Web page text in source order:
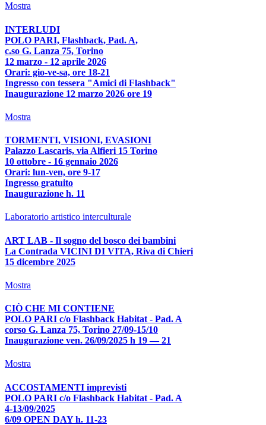
Mostra
INTERLUDI
POLO PARI, Flashback, Pad. A,
c.so G. Lanza 75, Torino
12 marzo - 12 aprile 2026
Orari: gio-ve-sa, ore 18-21
Ingresso con tessera "Amici di Flashback"
Inaugurazione 12 marzo 2026 ore 19
Mostra
TORMENTI, VISIONI, EVASIONI
Palazzo Lascaris, via Alfieri 15 Torino
10 ottobre - 16 gennaio 2026
Orari: lun-ven, ore 9-17
Ingresso gratuito
Inaugurazione h. 11
Laboratorio artistico interculturale
ART LAB - Il sogno del bosco dei bambini
La Contrada VICINI DI VITA, Riva di Chieri
15 dicembre 2025
Mostra
CIÒ CHE MI CONTIENE
POLO PARI c/o Flashback Habitat - Pad. A
corso G. Lanza 75, Torino 27/09-15/10
Inaugurazione ven. 26/09/2025 h 19 — 21
Mostra
ACCOSTAMENTI imprevisti
POLO PARI c/o Flashback Habitat - Pad. A
4-13/09/2025
6/09 OPEN DAY h. 11-23